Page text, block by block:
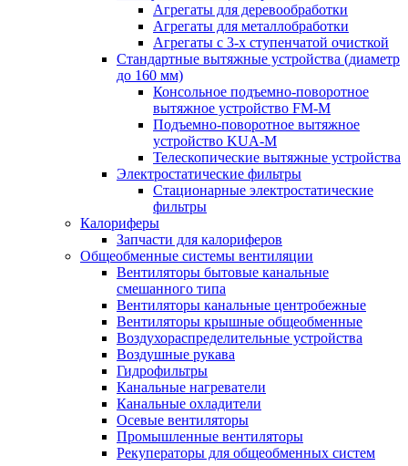
Агрегаты для деревообработки
Агрегаты для металлобработки
Агрегаты с 3-х ступенчатой очисткой
Стандартные вытяжные устройства (диаметр
до 160 мм)
Консольное подъемно-поворотное
вытяжное устройство FM-M
Подъемно-поворотное вытяжное
устройство KUA-M
Телескопические вытяжные устройства
Электростатические фильтры
Стационарные электростатические
фильтры
Калориферы
Запчасти для калориферов
Общеобменные системы вентиляции
Вентиляторы бытовые канальные
смешанного типа
Вентиляторы канальные центробежные
Вентиляторы крышные общеобменные
Воздухораспределительные устройства
Воздушные рукава
Гидрофильтры
Канальные нагреватели
Канальные охладители
Осевые вентиляторы
Промышленные вентиляторы
Рекуператоры для общеобменных систем